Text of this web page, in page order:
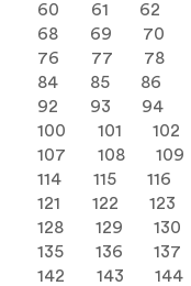
60
61 62
68
69 70
76
77 78
84
85 86
92
93 94
100
101 102
107
108 109
114
115 116
121
122 123
128
129 130
135
136 137
142
143 144